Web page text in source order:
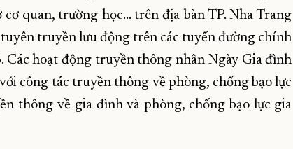
quan, trường học… trên địa bàn TP. Nha Trang
truyền lưu động trên các tuyến đường chính
Các hoạt động truyền thông nhân Ngày Gia đình
công tác truyền thông về phòng, chống bạo lực
thông về gia đình và phòng, chống bạo lực gia